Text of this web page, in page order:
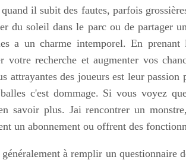
il subit des fautes, parfois
du soleil dans le parc ou de partager
a un charme intemporel. En
recherche et augmenter vos
attrayantes des joueurs est leur
c'est dommage. Si vous voyez
savoir plus. Jai rencontrer un
un abonnement ou offrent des
à remplir un questionnaire